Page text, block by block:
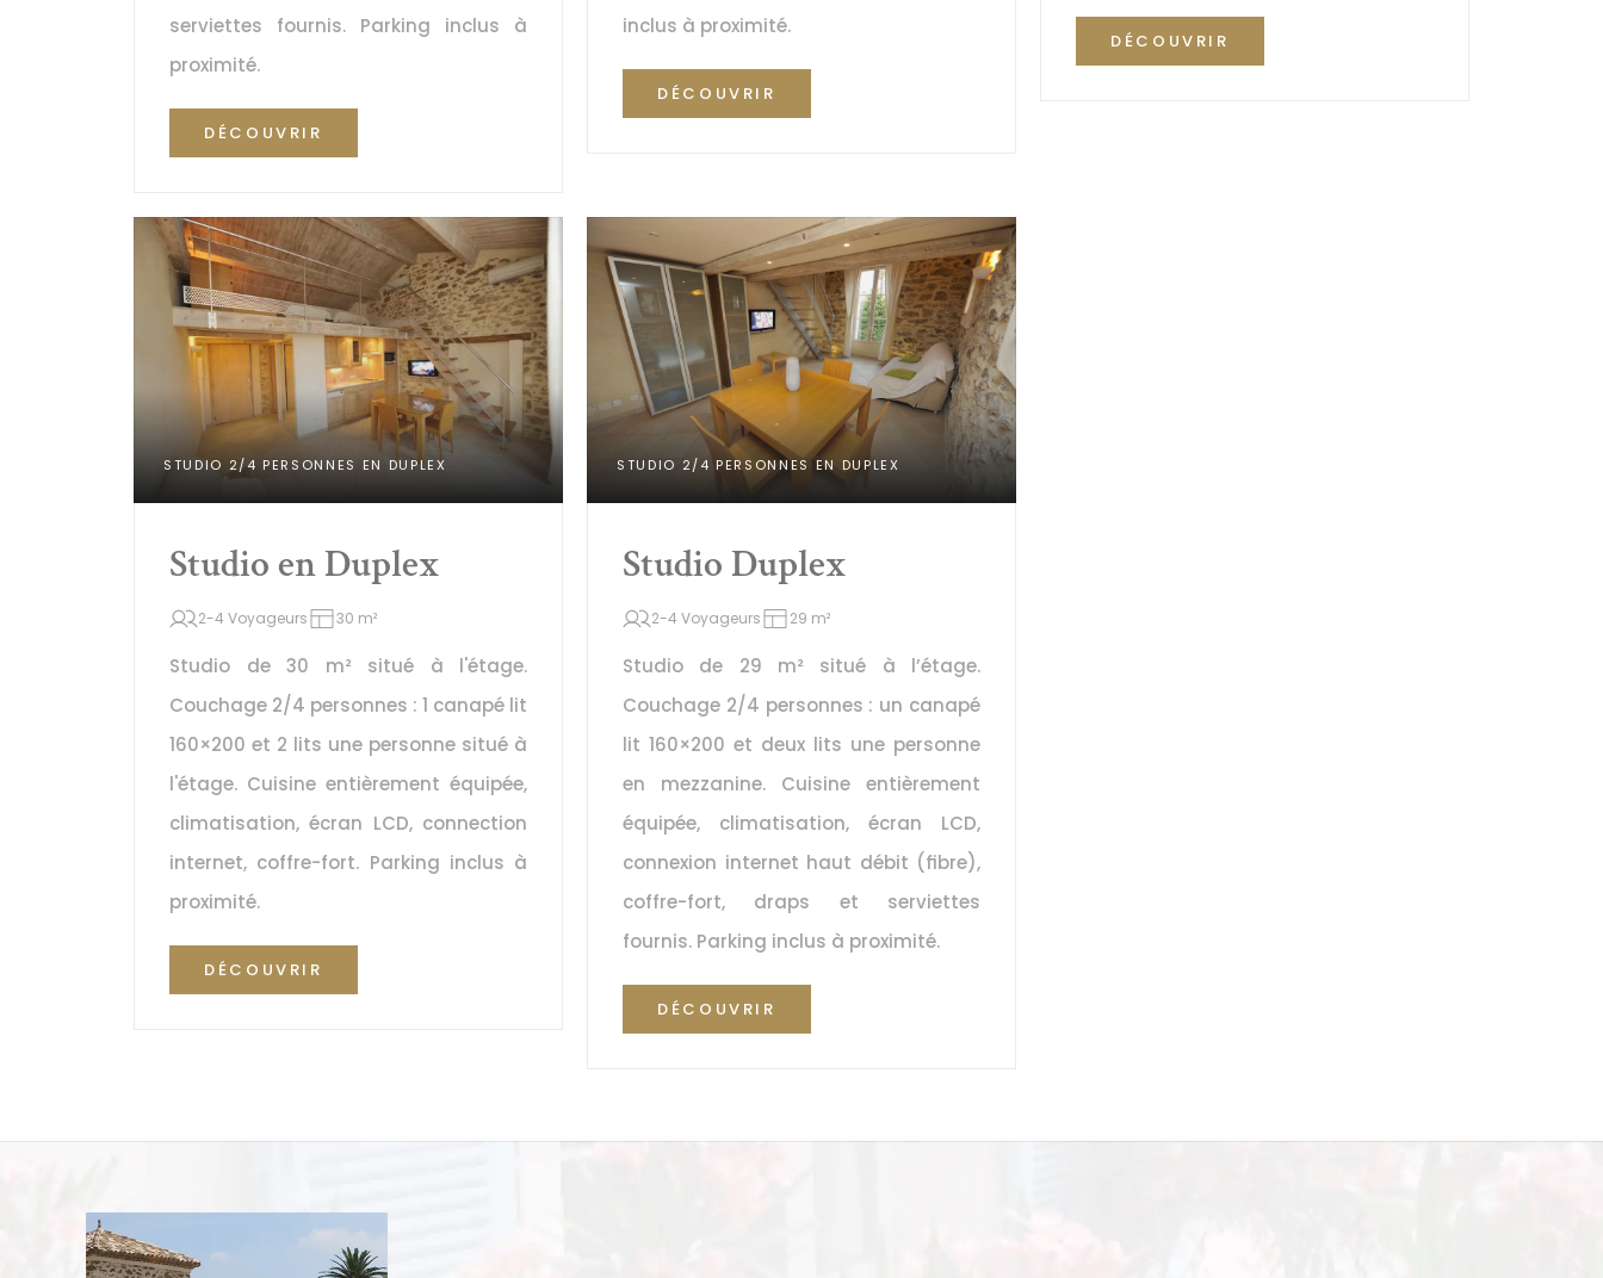
serviettes fournis. Parking inclus à
proximité.
DÉCOUVRIR
inclus à proximité.
DÉCOUVRIR
DÉCOUVRIR
STUDIO 2/4 PERSONNES EN DUPLEX
Studio en Duplex
2-4 Voyageurs 30 m²
Studio de 30 m² situé à l'étage.
Couchage 2/4 personnes : 1 canapé lit
160×200 et 2 lits une personne situé à
l'étage. Cuisine entièrement équipée,
climatisation, écran LCD, connection
internet, coffre-fort. Parking inclus à
proximité.
DÉCOUVRIR
STUDIO 2/4 PERSONNES EN DUPLEX
Studio Duplex
2-4 Voyageurs 29 m²
Studio de 29 m² situé à l’étage.
Couchage 2/4 personnes : un canapé
lit 160×200 et deux lits une personne
en mezzanine. Cuisine entièrement
équipée, climatisation, écran LCD,
connexion internet haut débit (fibre),
coffre-fort, draps et serviettes
fournis. Parking inclus à proximité.
DÉCOUVRIR